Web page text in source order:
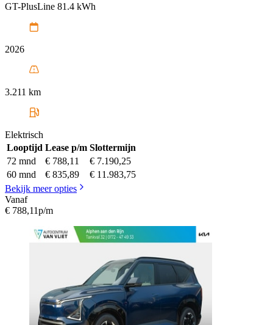
GT-PlusLine 81.4 kWh
2026
3.211 km
Elektrisch
Looptijd Lease p/m Slottermijn
72 mnd
€ 788,11
€ 7.190,25
60 mnd
€ 835,89
€ 11.983,75
Bekijk meer opties
Vanaf
€ 788,11p/m